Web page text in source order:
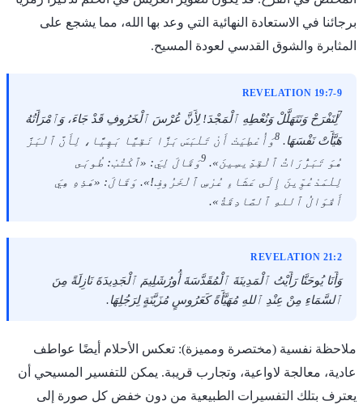
برجائنا في الاستعادة النهائية التي وعد بها الله، مما يشجع على
المثابرة والشوق القدسي لعودة المسيح.
REVELATION 19:7-9
7لِنَفْرَحْ وَنَتَهَلَّلْ وَنُعْطِهِ ٱلْمَجْدَ! لِأَنَّ عُرْسَ ٱلْخَرُوفِ قَدْ جَاءَ، وَٱمْرَأَتُهُ
هَيَّأَتْ نَفْسَهَا. 8وَأُعْطِيَتْ أَنْ تَلْبَسَ بَزًّا نَقِيًّا بَهِيًّا، لِأَنَّ ٱلْبَزَّ
هُوَ تَبَرُّرَاتُ ٱلْقِدِّيسِينَ». 9وَقَالَ لِيَ: «ٱكْتُبْ: طُوبَى
لِلْمَدْعُوِّينَ إِلَى عَشَاءِ عُرْسِ ٱلْخَرُوفِ!». وَقَالَ: «هَذِهِ هِيَ
أَقْوَالُ ٱللهِ ٱلصَّادِقَةُ».
REVELATION 21:2
وَأَنَا يُوحَنَّا رَأَيْتُ ٱلْمَدِينَةَ ٱلْمُقَدَّسَةَ أُورُشَلِيمَ ٱلْجَدِيدَةَ نَازِلَةً مِنَ
ٱلسَّمَاءِ مِنْ عِنْدِ ٱللهِ مُهَيَّأَةً كَعَرُوسٍ مُزَيَّنَةٍ لِرَجُلِهَا.
ملاحظة نفسية (مختصرة ومميزة): تعكس الأحلام أيضًا عواطف
عادية، معالجة لاواعية، وتجارب قريبة. يمكن للتفسير المسيحي أن
يعترف بتلك التفسيرات الطبيعية من دون خفض كل صورة إلى